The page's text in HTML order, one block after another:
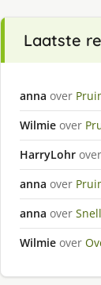
Laatste
anna over
Wilmie over
HarryLohr over
anna over
anna over
Wilmie over